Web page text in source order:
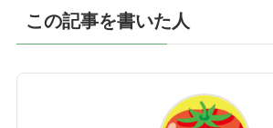
この記事を書いた人